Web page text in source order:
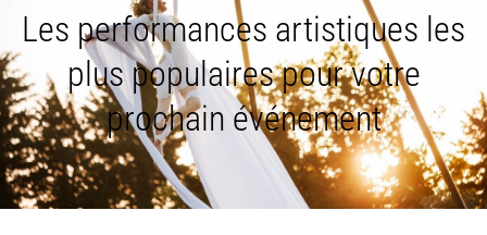
Les performances artistiques les
plus populaires pour votre
prochain événement